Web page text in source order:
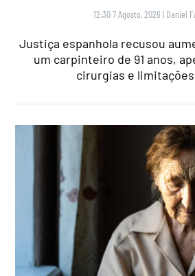
12:30 7 Agosto, 2026 | Daniel
Justiça espanhola recusou
um carpinteiro de 91 anos,
cirurgias e